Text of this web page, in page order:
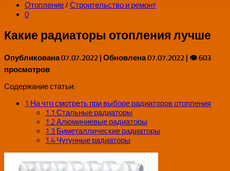
Отопление/Строительство и ремонт
0
Какие радиаторы отопления лучше
Опубликована07.07.2022 | Обновлена07.07.2022 | 👁 603
просмотров
Содержание статьи:
1 На что смотреть при выборе радиаторов отопления
1.1 Стальные радиаторы
1.2Алюминиевые радиаторы
1.3 Биметаллические радиаторы
1.4 Чугунные радиаторы